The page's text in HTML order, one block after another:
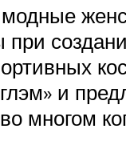
и
многом